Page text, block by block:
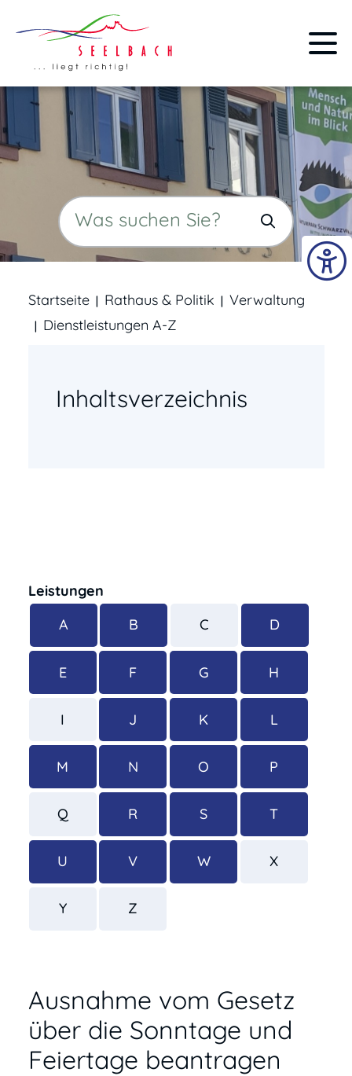
Startseite Rathaus & Politik
Verwaltung
Dienstleistungen A-Z
Inhaltsverzeichnis
Leistungen
A
B C D
E F G H
I J K L
M N O P
Q R S T
U V W X
Y Z
Ausnahme vom Gesetz
über die Sonntage und
Feiertage beantragen